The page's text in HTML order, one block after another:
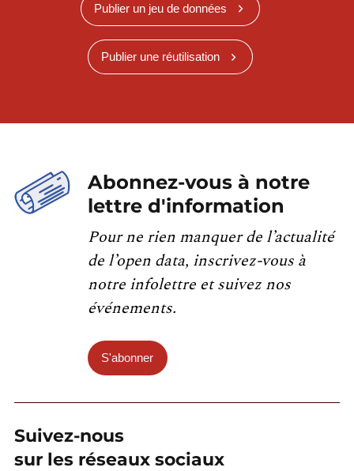
Publier un jeu de données
Publier une réutilisation
Abonnez-vous à notre
lettre d'information
Pour ne rien manquer de l’actualité
de l’open data, inscrivez-vous à
notre infolettre et suivez nos
événements.
S'abonner
Suivez-nous
sur les réseaux sociaux